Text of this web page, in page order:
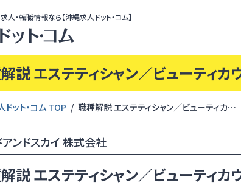
人・転職情報なら【沖縄求人ドット・コム】
説 エステティシャン／ビューティカ
ット・コム TOP 職種解説 エステティシャン／ビューティカ…
アンドスカイ 株式会社
説 エステティシャン／ビューティカ